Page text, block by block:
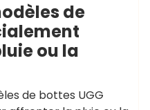
de
ou la
de bottes UGG